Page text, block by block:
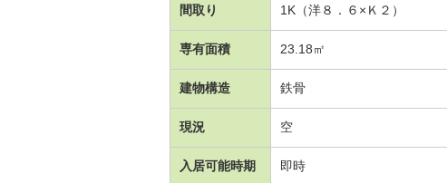
間取り 1K（洋８．６×Ｋ２）
専有面積 23.18㎡
建物構造 鉄骨
現況 空
入居可能時期 即時